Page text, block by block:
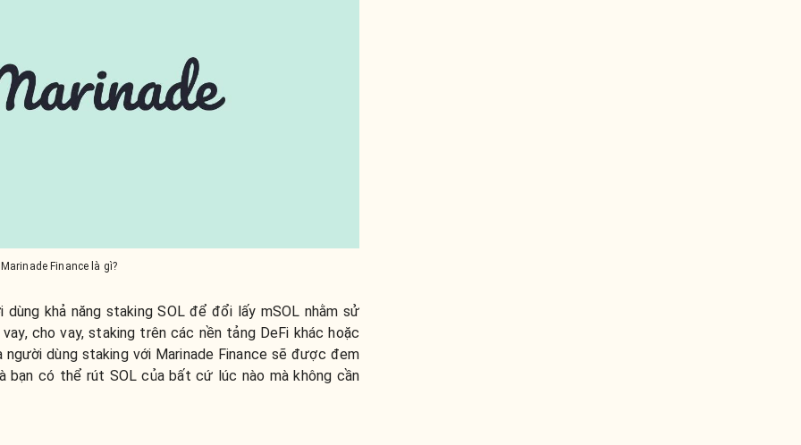
Marinade Finance là gì?
dùng khả năng staking SOL để đổi lấy mSOL nhằm sử
cho vay, staking trên các nền tảng DeFi khác hoặc
dùng staking với Marinade Finance sẽ được đem
bạn có thể rút SOL của bất cứ lúc nào mà không cần